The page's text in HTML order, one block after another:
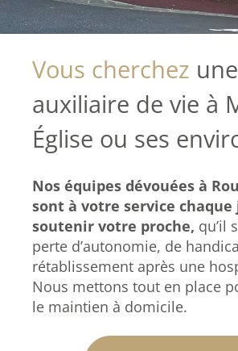
Vous cherchez une
auxiliaire de vie à
Église ou ses
Nos équipes dévouées à
sont à votre service
soutenir votre proche, qu’il
perte d’autonomie, de
rétablissement après une
Nous mettons tout en place
le maintien à domicile.